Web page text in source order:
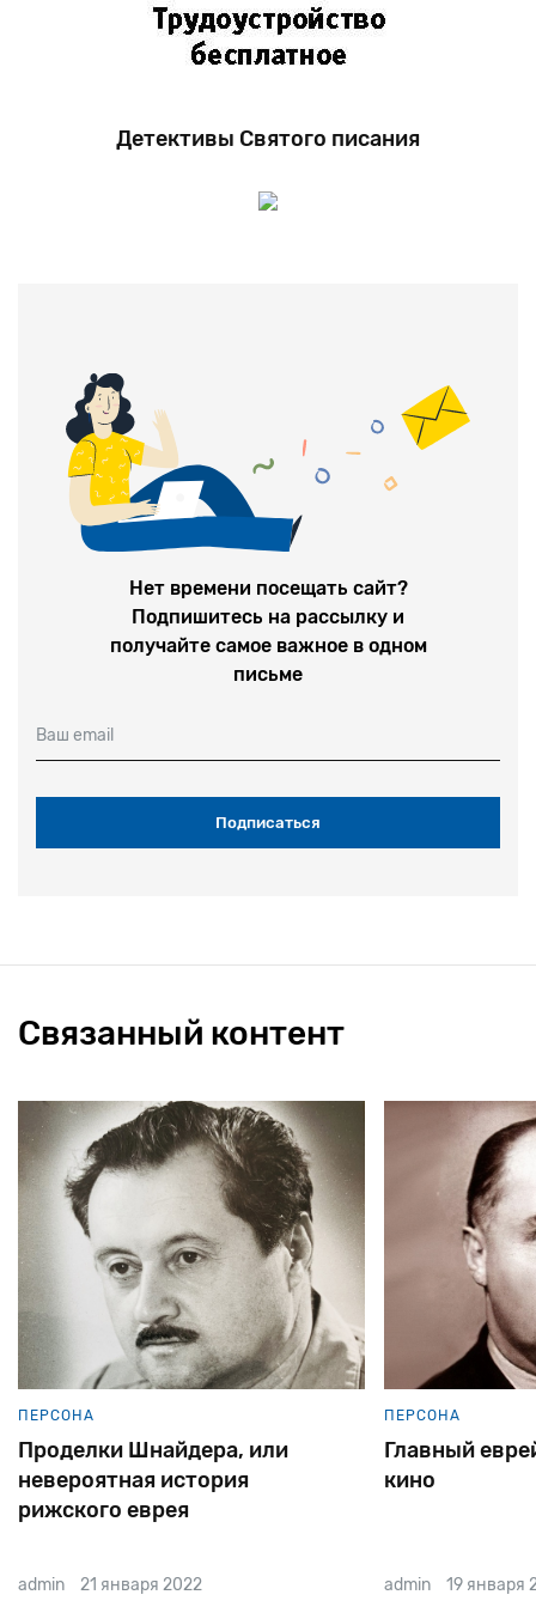
Детективы Святого писания
Нет времени посещать сайт?
Подпишитесь на рассылку и
получайте самое важное в одном
письме
Ваш email
Связанный контент
ПЕРСОНА
Проделки Шнайдера, или
невероятная история
рижского еврея
admin 21 января 2022
ПЕРСОНА
Главный
кино
admin 19 января